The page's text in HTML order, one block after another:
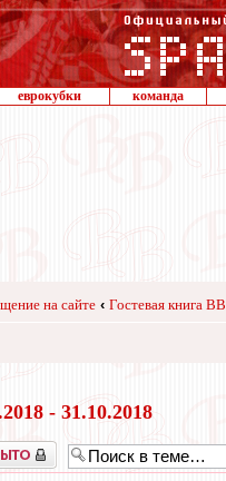
еврокубки команда
на сайте ‹ Гостевая книга ВВ
- 31.10.2018